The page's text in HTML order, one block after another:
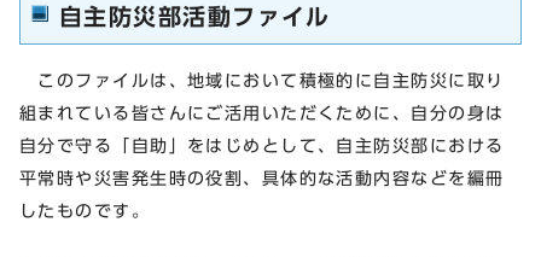
自主防災部活動ファイル
このファイルは、地域において積極的に自主防災に取り
組まれている皆さんにご活用いただくために、自分の身は
自分で守る「自助」をはじめとして、自主防災部における
平常時や災害発生時の役割、具体的な活動内容などを編冊
したものです。